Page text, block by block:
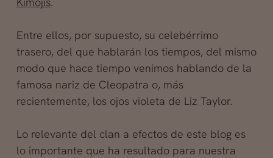
Entre ellos, por supuesto, su celebérrimo
trasero, del que hablarán los tiempos, del mismo
modo que hace tiempo venimos hablando de la
famosa nariz de Cleopatra o, más
recientemente, los ojos violeta de Liz Taylor.
Lo relevante del clan a efectos de este blog es
lo importante que ha resultado para nuestra